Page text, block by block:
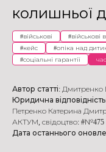
колишньої
#військові #військові
#кейс #опіка над
#соціальні гарантії
Автор статті: Дмитренко
Юридична
Петренко Катерина
АКТУМ, свідоцтво: #№475
Дата останнього